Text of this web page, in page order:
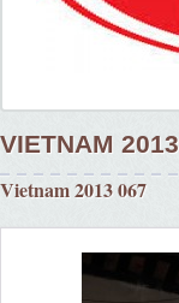
VIETNAM 2013
Vietnam 2013 067